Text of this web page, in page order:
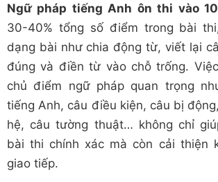
Ngữ pháp tiếng Anh ôn thi vào 10
30-40% tổng số điểm trong bài
dạng bài như chia động từ, viết lại
đúng và điền từ vào chỗ trống.
chủ điểm ngữ pháp quan trọng
tiếng Anh, câu điều kiện, câu bị
hệ, câu tường thuật… không chỉ
bài thi chính xác mà còn cải thiện
giao tiếp.